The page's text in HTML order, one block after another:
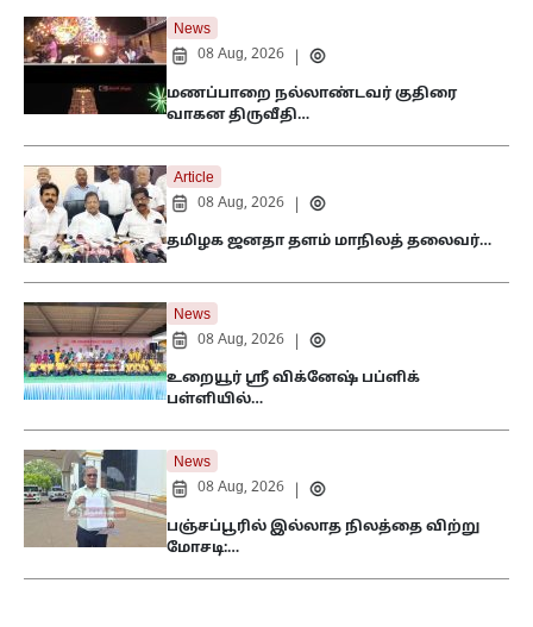
News
08 Aug, 2026
மணப்பாறை நல்லாண்டவர் குதிரை
வாகன திருவீதி…
Article
08 Aug, 2026
தமிழக ஜனதா தளம் மாநிலத் தலைவர்…
News
08 Aug, 2026
உறையூர் ஸ்ரீ விக்னேஷ் பப்ளிக்
பள்ளியில்…
News
08 Aug, 2026
பஞ்சப்பூரில் இல்லாத நிலத்தை விற்று
மோசடி:…